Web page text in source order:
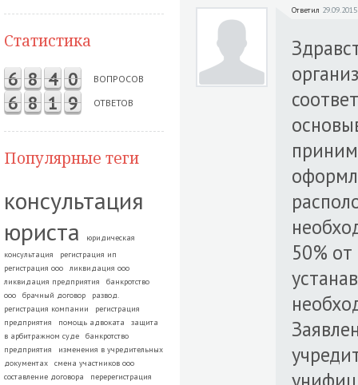
Статистика
6 8 4 0 ВОПРОСОВ
6 8 1 9 ОТВЕТОВ
Популярные теги
консультация
юриста
юридическая
консультация
регистрация ип
регистрация ооо
ликвидация ооо
ликвидация предприятия
банкротство
ооо
брачный договор
развод.
регистрация компании
регистрация
предприятия
помощь адвоката
защита
в арбитражном суде
банкротство
предприятия
изменения в учредительных
документах
смена участников ооо
составление договора
перерегистрация
Ответил
50%